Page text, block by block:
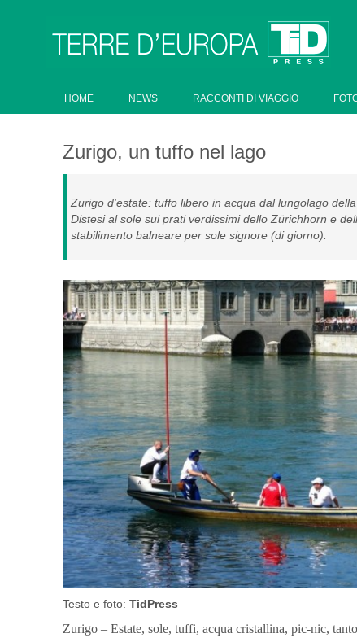
HOME NEWS RACCONTI DI VIAGGIO
Zurigo, un tuffo nel lago
Zurigo d'estate: tuffo libero in acqua dal lungolago
Distesi al sole sui prati verdissimi dello Zürichhorn e
stabilimento balneare per sole signore (di giorno).
Testo e foto: TidPress
Zurigo – Estate, sole, tuffi, acqua cristallina, pic-nic,